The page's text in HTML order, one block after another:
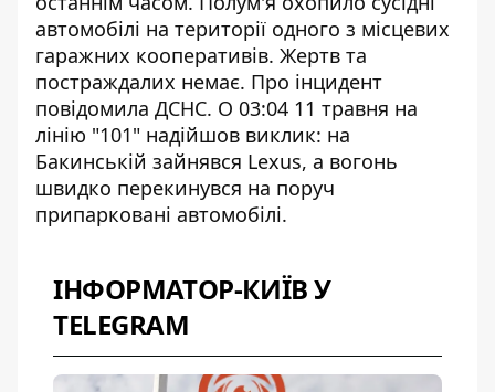
автомобілі на території одного з місцевих
гаражних кооперативів. Жертв та
постраждалих немає. Про інцидент
повідомила ДСНС. О 03:04 11 травня на
лінію "101" надійшов виклик: на
Бакинській зайнявся Lexus, а вогонь
швидко перекинувся на поруч
припарковані автомобілі.
ІНФОРМАТОР-КИЇВ У
TELEGRAM